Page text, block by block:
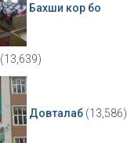
Бахши кор бо
(13,639)
Довталаб (13,586)